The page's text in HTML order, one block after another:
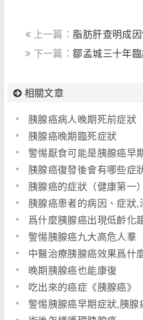
上一篇： 脂肪肝查明成因
下一篇：鄒孟城三十年
相關文章
胰腺癌病人晚期死前症狀
胰腺癌晚期臨死症狀
警惕厭食可能是胰腺癌早
胰腺癌復發後會有哪些症
胰腺癌的症狀（健康第一）
胰腺癌患者的病因、症狀
術後飲食
爲什麼胰腺癌出現低齡化
警惕胰腺癌九大高危人羣
中醫治療胰腺癌效果爲什
晚期胰腺癌也能康復
吃出來的癌症《胰腺癌》
警惕胰腺癌早期症狀,胰腺